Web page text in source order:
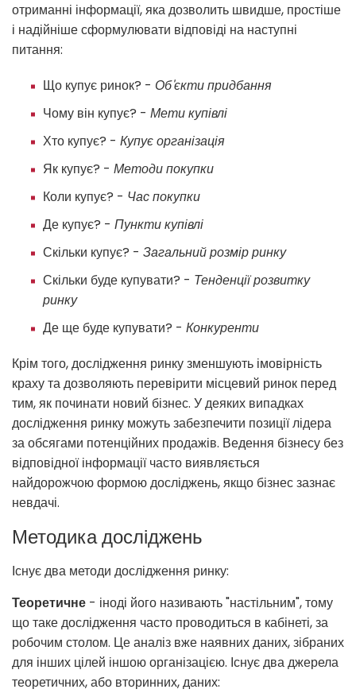
отриманні інформації, яка дозволить швидше, простіше
і надійніше сформулювати відповіді на наступні
питання:
Що купує ринок? - Об'єкти придбання
Чому він купує? - Мети купівлі
Хто купує? - Купує організація
Як купує? - Методи покупки
Коли купує? - Час покупки
Де купує? - Пункти купівлі
Скільки купує? - Загальний розмір ринку
Скільки буде купувати? - Тенденції розвитку
ринку
Де ще буде купувати? - Конкуренти
Крім того, дослідження ринку зменшують імовірність
краху та дозволяють перевірити місцевий ринок перед
тим, як починати новий бізнес. У деяких випадках
дослідження ринку можуть забезпечити позиції лідера
за обсягами потенційних продажів. Ведення бізнесу без
відповідної інформації часто виявляється
найдорожчою формою досліджень, якщо бізнес зазнає
невдачі.
Методика досліджень
Існує два методи дослідження ринку:
Теоретичне - іноді його називають "настільним", тому
що таке дослідження часто проводиться в кабінеті, за
робочим столом. Це аналіз вже наявних даних, зібраних
для інших цілей іншою організацією. Існує два джерела
теоретичних, або вторинних, даних: